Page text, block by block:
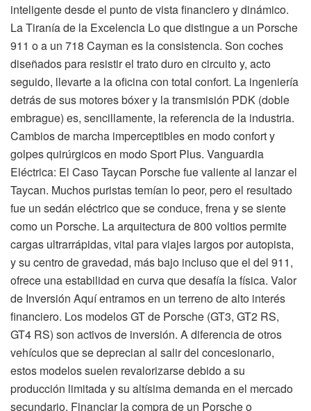
inteligente desde el punto de vista financiero y dinámico.
La Tiranía de la Excelencia Lo que distingue a un Porsche
911 o a un 718 Cayman es la consistencia. Son coches
diseñados para resistir el trato duro en circuito y, acto
seguido, llevarte a la oficina con total confort. La ingeniería
detrás de sus motores bóxer y la transmisión PDK (doble
embrague) es, sencillamente, la referencia de la industria.
Cambios de marcha imperceptibles en modo confort y
golpes quirúrgicos en modo Sport Plus. Vanguardia
Eléctrica: El Caso Taycan Porsche fue valiente al lanzar el
Taycan. Muchos puristas temían lo peor, pero el resultado
fue un sedán eléctrico que se conduce, frena y se siente
como un Porsche. La arquitectura de 800 voltios permite
cargas ultrarrápidas, vital para viajes largos por autopista,
y su centro de gravedad, más bajo incluso que el del 911,
ofrece una estabilidad en curva que desafía la física. Valor
de Inversión Aquí entramos en un terreno de alto interés
financiero. Los modelos GT de Porsche (GT3, GT2 RS,
GT4 RS) son activos de inversión. A diferencia de otros
vehículos que se deprecian al salir del concesionario,
estos modelos suelen revalorizarse debido a su
producción limitada y su altísima demanda en el mercado
secundario. Financiar la compra de un Porsche o